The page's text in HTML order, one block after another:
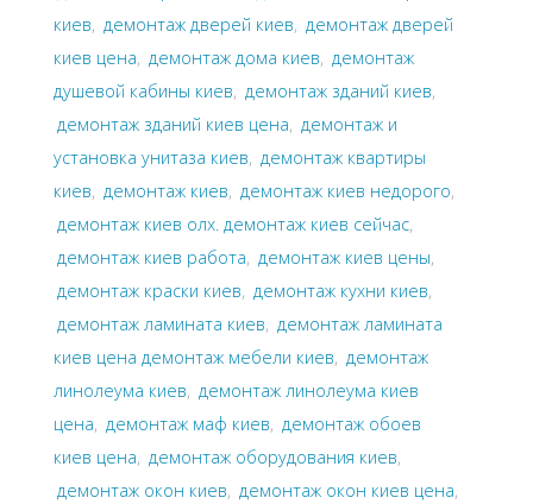
киев, демонтаж дверей киев, демонтаж дверей
киев цена, демонтаж дома киев, демонтаж
душевой кабины киев, демонтаж зданий киев,
демонтаж зданий киев цена, демонтаж и
установка унитаза киев, демонтаж квартиры
киев, демонтаж киев, демонтаж киев недорого,
демонтаж киев олх. демонтаж киев сейчас,
демонтаж киев работа, демонтаж киев цены,
демонтаж краски киев, демонтаж кухни киев,
демонтаж ламината киев, демонтаж ламината
киев цена демонтаж мебели киев, демонтаж
линолеума киев, демонтаж линолеума киев
цена, демонтаж маф киев, демонтаж обоев
киев цена, демонтаж оборудования киев,
демонтаж окон киев, демонтаж окон киев цена,